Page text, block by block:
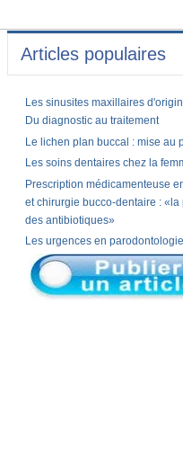
Articles populaires
Les sinusites maxillaires
Du diagnostic au traitement
Le lichen plan buccal : mise au
Les soins dentaires chez la
Prescription médicamenteuse
et chirurgie bucco-dentaire : «la
des antibiotiques»
Les urgences en parodontologie